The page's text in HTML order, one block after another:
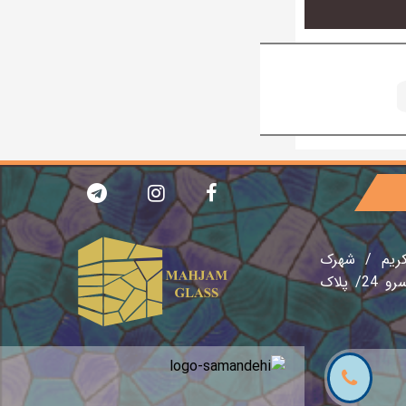
/ شهرک
صنعتی نصیر آباد / خیابان سرو 24/ پلاک